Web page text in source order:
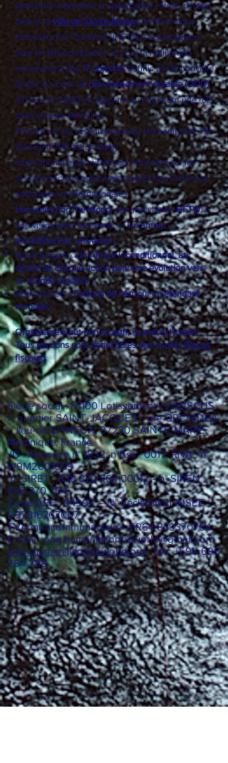
dimension opérative et spéculative initiée, pilotée
depuis la ville de Sainte-Marieà la Martinique.
Humanity For The World (HFTW) s'est engagée
pour la démocratisation et pour la réalisation
transversale des 17 objectifsdéfinis par la nouvelle
feuille de route du développement durable (ODD)
à l’horizon 2030 en agissant au minimum une fois
dans chaque domaine.
Présent sur les réseaux sociaux, Humanity For The
World (HFTW) est unlobby
internationalhumanitaire qui intervient sur les
réseaux sociaux mais aussi auprès des instances
nationales et internationales.
Humanity For The World, par abréviationHFTW, à
une vision pour le monde : «Un amour
inconditionnel, universel »
Notre Slogan «Un Amour inconditionnel, au
centre de chaque action pour une évolution vers
un monde meilleur»
Notre devise «Faisons de l’Amour un étendard
mondial »
Organisme à but non lucratif, exonéré d'impôt.
Tous les dons sont déductibles des impôts (Reçus
fiscaux).
Siège social : N°100 Lotissement « HIBISCUS
», quartier SAINT-JACQUES - rue ORCHIDEA
- lieu-dit EPINEUX, 97230 SAINTE-MARIE.
Martinique. France
JO : Annonce n° 1832, n°Ass : 0017, RNA : n°
W9M2001659
n° SIRET :839 370 764 00012- n° SIREN :
839 370 764
Code APE : 9499Z – N° déclaration INSEE :
D97316767067
TVA intracommunautaire : FR64839370764
E-mail :ong.humanityfortheworld@gmail.com
www.humanityfortheworld.orgTel : +596 696
284 788